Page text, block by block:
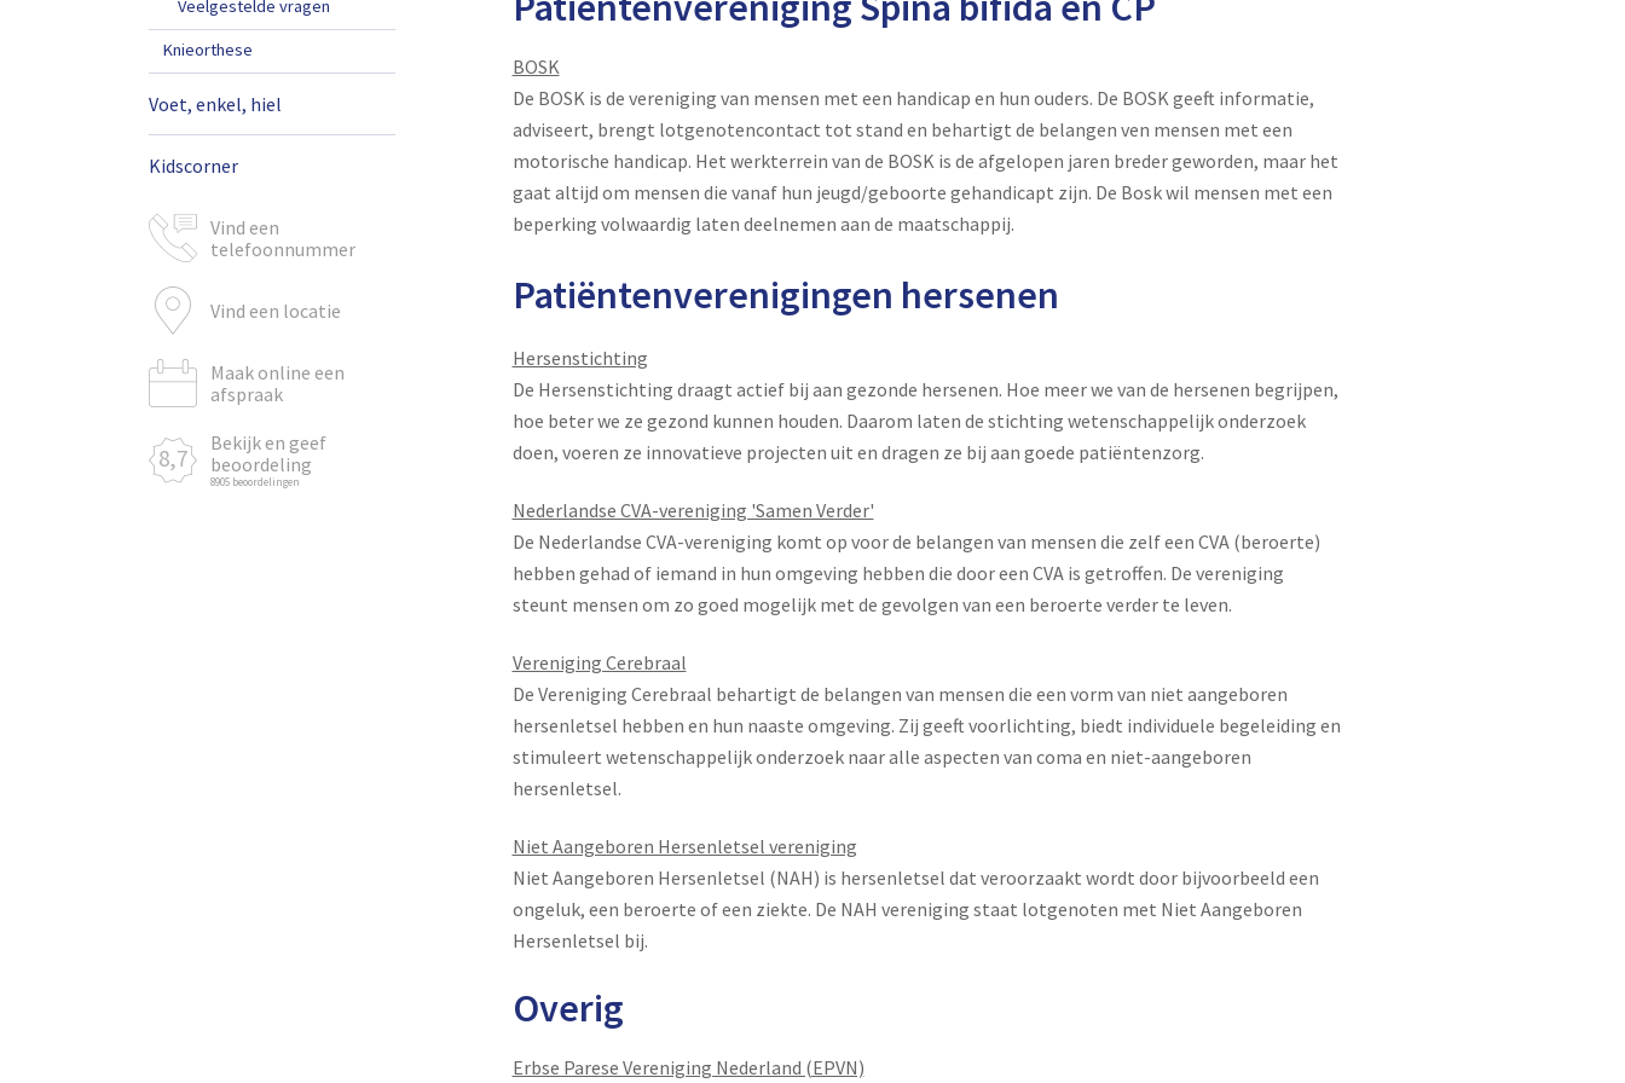
Veelgestelde vragen
Knieorthese
Voet, enkel, hiel
Kidscorner
Vind een
telefoonnummer
Vind een locatie
Maak online een
afspraak
8,7
Bekijk en geef
beoordeling
8905 beoordelingen
BOSK
De BOSK is de vereniging van mensen met een handicap en hun ouders. De BOSK geeft informatie,
adviseert, brengt lotgenotencontact tot stand en behartigt de belangen ven mensen met een
motorische handicap. Het werkterrein van de BOSK is de afgelopen jaren breder geworden, maar het
gaat altijd om mensen die vanaf hun jeugd/geboorte gehandicapt zijn. De Bosk wil mensen met een
beperking volwaardig laten deelnemen aan de maatschappij.
Patiëntenverenigingen hersenen
Hersenstichting
De Hersenstichting draagt actief bij aan gezonde hersenen. Hoe meer we van de hersenen begrijpen,
hoe beter we ze gezond kunnen houden. Daarom laten de stichting wetenschappelijk onderzoek
doen, voeren ze innovatieve projecten uit en dragen ze bij aan goede patiëntenzorg.
Nederlandse CVA-vereniging 'Samen Verder'
De Nederlandse CVA-vereniging komt op voor de belangen van mensen die zelf een CVA (beroerte)
hebben gehad of iemand in hun omgeving hebben die door een CVA is getroffen. De vereniging
steunt mensen om zo goed mogelijk met de gevolgen van een beroerte verder te leven.
Vereniging Cerebraal
De Vereniging Cerebraal behartigt de belangen van mensen die een vorm van niet aangeboren
hersenletsel hebben en hun naaste omgeving. Zij geeft voorlichting, biedt individuele begeleiding en
stimuleert wetenschappelijk onderzoek naar alle aspecten van coma en niet-aangeboren
hersenletsel.
Niet Aangeboren Hersenletsel vereniging
Niet Aangeboren Hersenletsel (NAH) is hersenletsel dat veroorzaakt wordt door bijvoorbeeld een
ongeluk, een beroerte of een ziekte. De NAH vereniging staat lotgenoten met Niet Aangeboren
Hersenletsel bij.
Overig
Erbse Parese Vereniging Nederland (EPVN)